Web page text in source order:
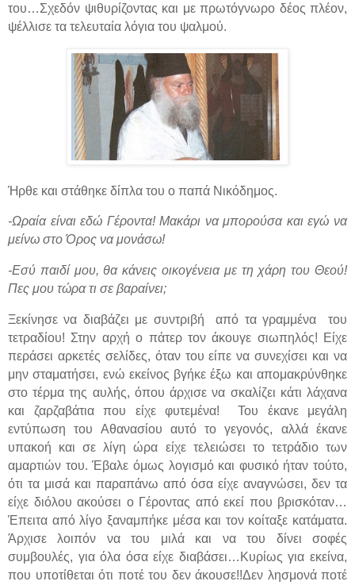
του…Σχεδόν ψιθυρίζοντας και με πρωτόγνωρο δέος πλέον,
ψέλλισε τα τελευταία λόγια του ψαλμού.
Ήρθε και στάθηκε δίπλα του ο παπά Νικόδημος.
-Ωραία είναι εδώ Γέροντα! Μακάρι να μπορούσα και εγώ να
μείνω στο Όρος να μονάσω!
-Εσύ παιδί μου, θα κάνεις οικογένεια με τη χάρη του Θεού!
Πες μου τώρα τι σε βαραίνει;
Ξεκίνησε να διαβάζει με συντριβή από τα γραμμένα του
τετραδίου! Στην αρχή ο πάτερ τον άκουγε σιωπηλός! Είχε
περάσει αρκετές σελίδες, όταν του είπε να συνεχίσει και να
μην σταματήσει, ενώ εκείνος βγήκε έξω και απομακρύνθηκε
στο τέρμα της αυλής, όπου άρχισε να σκαλίζει κάτι λάχανα
και ζαρζαβάτια που είχε φυτεμένα!
Του έκανε μεγάλη
εντύπωση του Αθανασίου αυτό το γεγονός, αλλά έκανε
υπακοή και σε λίγη ώρα είχε τελειώσει το τετράδιο των
αμαρτιών του. Έβαλε όμως λογισμό και φυσικό ήταν τούτο,
ότι τα μισά και παραπάνω από όσα είχε αναγνώσει, δεν τα
είχε διόλου ακούσει ο Γέροντας από εκεί που βρισκόταν…
Έπειτα από λίγο ξαναμπήκε μέσα και τον κοίταξε κατάματα.
Άρχισε λοιπόν να του μιλά και να του δίνει σοφές
συμβουλές, για όλα όσα είχε διαβάσει…Κυρίως για εκείνα,
που υποτίθεται ότι ποτέ του δεν άκουσε!!Δεν λησμονά ποτέ